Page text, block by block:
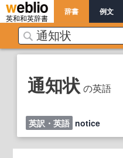
英和和英辞書
辞書 例文
通知状 の英語
英訳・英語 notice